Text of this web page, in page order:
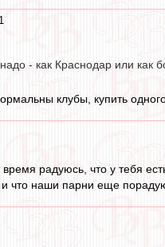
- как Краснодар или как
клубы, купить
радуюсь, что у тебя
что наши парни еще